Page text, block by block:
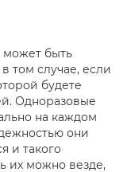
может быть
том случае, если
будете
Одноразовые
на каждом
они
и такого
их можно везде,